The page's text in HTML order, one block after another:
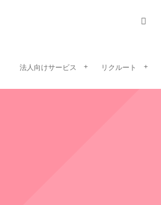
法人向けサービス リクルート